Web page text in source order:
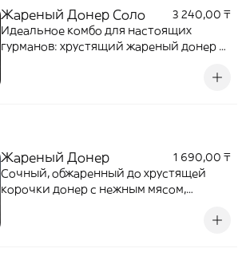
Жареный Донер Соло
3 240,00 ₸
Идеальное комбо для настоящих
гурманов: хрустящий жареный донер с
Жареный Донер
1 690,00 ₸
Сочный, обжаренный до хрустящей
корочки донер с нежным мясом,